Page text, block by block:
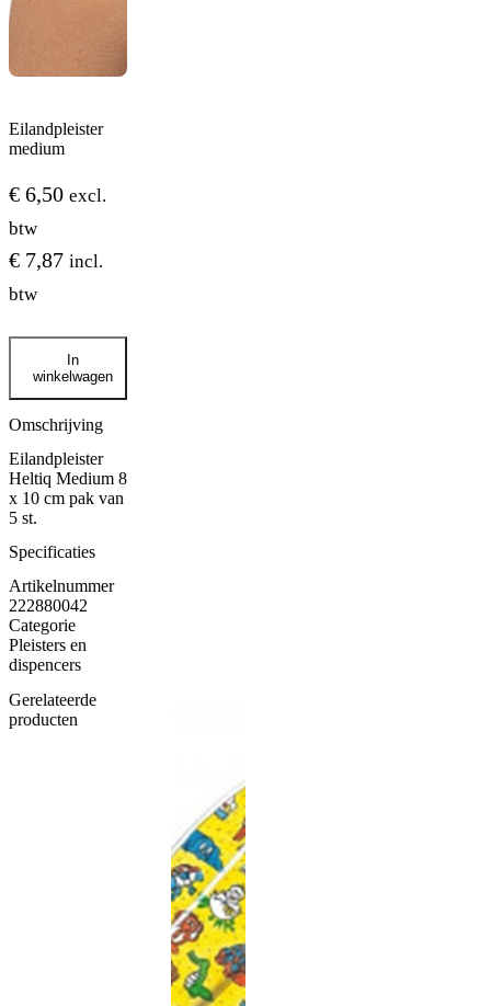
Eilandpleister
medium
€ 6,50 excl.
btw
€ 7,87 incl.
btw
Eilandpleister
aantal
In
winkelwagen
Omschrijving
Eilandpleister
Heltiq Medium 8
x 10 cm pak van
5 st.
Specificaties
Artikelnummer
222880042
Categorie
Pleisters en
dispencers
Gerelateerde
producten